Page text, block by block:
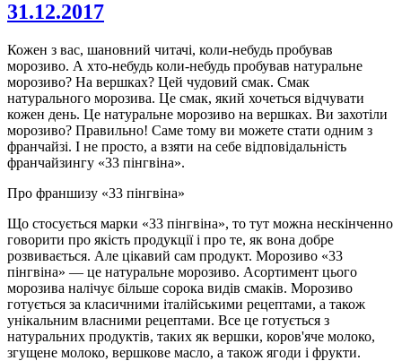
31.12.2017
Кожен з вас, шановний читачі, коли-небудь пробував
морозиво. А хто-небудь коли-небудь пробував натуральне
морозиво? На вершках? Цей чудовий смак. Смак
натурального морозива. Це смак, який хочеться відчувати
кожен день. Це натуральне морозиво на вершках. Ви захотіли
морозиво? Правильно! Саме тому ви можете стати одним з
франчайзі. І не просто, а взяти на себе відповідальність
франчайзингу «33 пінгвіна».
Про франшизу «33 пінгвіна»
Що стосується марки «33 пінгвіна», то тут можна нескінченно
говорити про якість продукції і про те, як вона добре
розвивається. Але цікавий сам продукт. Морозиво «33
пінгвіна» — це натуральне морозиво. Асортимент цього
морозива налічує більше сорока видів смаків. Морозиво
готується за класичними італійськими рецептами, а також
унікальним власними рецептами. Все це готується з
натуральних продуктів, таких як вершки, коров'яче молоко,
згущене молоко, вершкове масло, а також ягоди і фрукти.